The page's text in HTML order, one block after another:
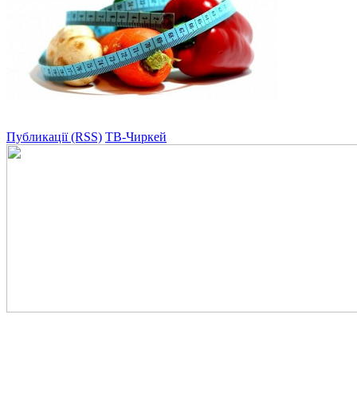
Публикації (RSS) ТВ-Чиркей